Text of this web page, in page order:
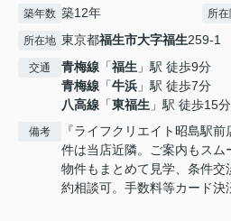
築年数 築12年 所
所在地 東京都福生市大字福生259-1
交通 青梅線 「福生 」駅 徒歩9分
青梅線 「牛浜 」駅 徒歩7分
八高線 「東福生 」駅 徒歩15分
備考
『ライフクリエイト昭島駅
件は当店近隣。ご案内もス
物件もまとめて見学、条件交
約相談可。手数料等カード決